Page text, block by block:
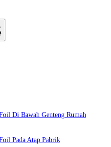
Di Bawah Genteng Rumah
Pada Atap Pabrik